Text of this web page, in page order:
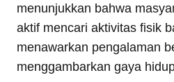
menunjukkan bahwa
aktif mencari aktivitas fisik
menawarkan pengalaman
menggambarkan gaya